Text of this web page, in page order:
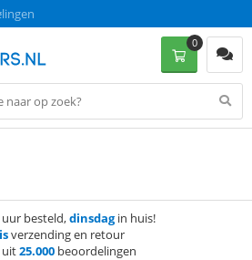
0
uur besteld,dinsdagin huis!
verzending en retour
uit25.000 beoordelingen